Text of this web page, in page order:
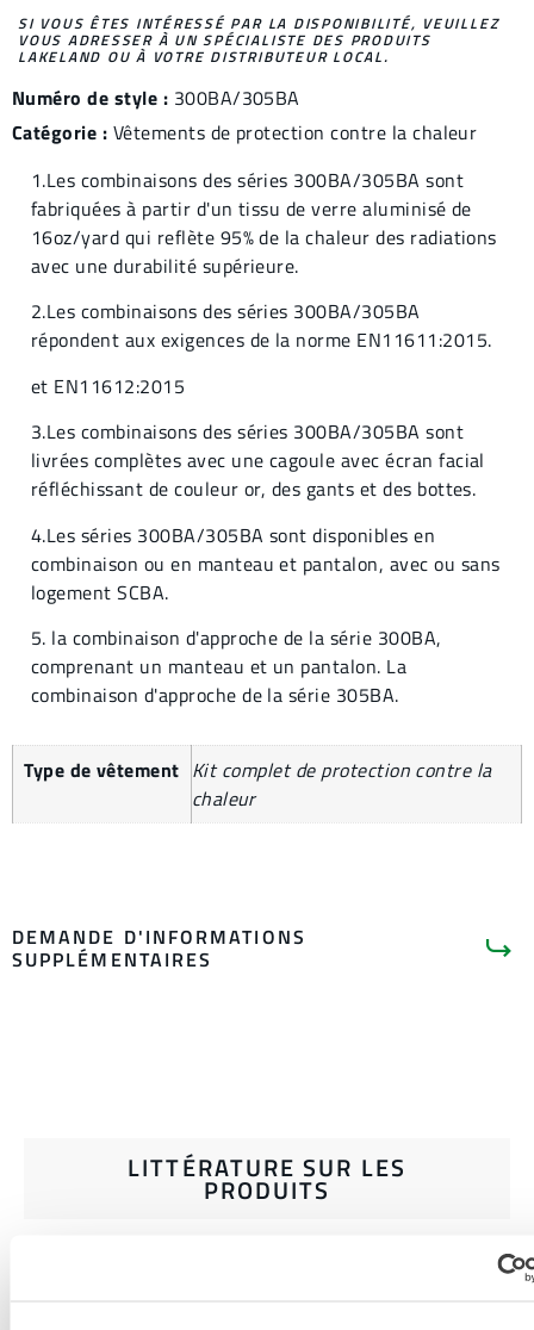
SI VOUS ÊTES INTÉRESSÉ PAR LA DISPONIBILITÉ, VEUILLEZ
VOUS ADRESSER À UN SPÉCIALISTE DES PRODUITS
LAKELAND OU À VOTRE DISTRIBUTEUR LOCAL.
Numéro de style : 300BA/305BA
Catégorie : Vêtements de protection contre la chaleur
1.Les combinaisons des séries 300BA/305BA sont
fabriquées à partir d'un tissu de verre aluminisé de
16oz/yard qui reflète 95% de la chaleur des radiations
avec une durabilité supérieure.
2.Les combinaisons des séries 300BA/305BA
répondent aux exigences de la norme EN11611:2015.
et EN11612:2015
3.Les combinaisons des séries 300BA/305BA sont
livrées complètes avec une cagoule avec écran facial
réfléchissant de couleur or, des gants et des bottes.
4.Les séries 300BA/305BA sont disponibles en
combinaison ou en manteau et pantalon, avec ou sans
logement SCBA.
5. la combinaison d'approche de la série 300BA,
comprenant un manteau et un pantalon. La
combinaison d'approche de la série 305BA.
Type de vêtement Kit complet de protection contre la
chaleur
DEMANDE D'INFORMATIONS
SUPPLÉMENTAIRES
LITTÉRATURE SUR LES
PRODUITS